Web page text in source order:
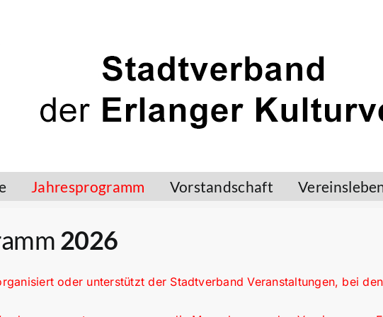
Jahresprogramm Vorstandschaft
2026
oder unterstützt der Stadtverband Veranstaltungen, bei